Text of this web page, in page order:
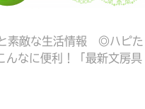
素敵な生活情報 ◎ハピた
なに便利！「最新文房具